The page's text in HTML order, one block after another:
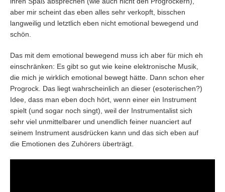
aber mir scheint das eben alles sehr verkopft, bisschen
langweilig und letztlich eben nicht emotional bewegend und
schön.
Das mit dem emotional bewegend muss ich aber für mich eh
einschränken: Es gibt so gut wie keine elektronische Musik,
die mich je wirklich emotional bewegt hätte. Dann schon eher
Progrock. Das liegt wahrscheinlich an dieser (esoterischen?)
Idee, dass man eben doch hört, wenn einer ein Instrument
spielt (und sogar noch singt), weil der Instrumentalist sich
sehr viel unmittelbarer und unendlich feiner nuanciert auf
seinem Instrument ausdrücken kann und das sich eben auf
die Emotionen des Zuhörers überträgt.